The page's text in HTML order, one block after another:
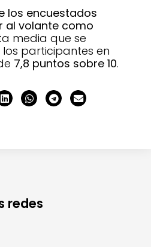
los encuestados
al volante como
media que se
participantes en
7,8 puntos sobre 10.
redes